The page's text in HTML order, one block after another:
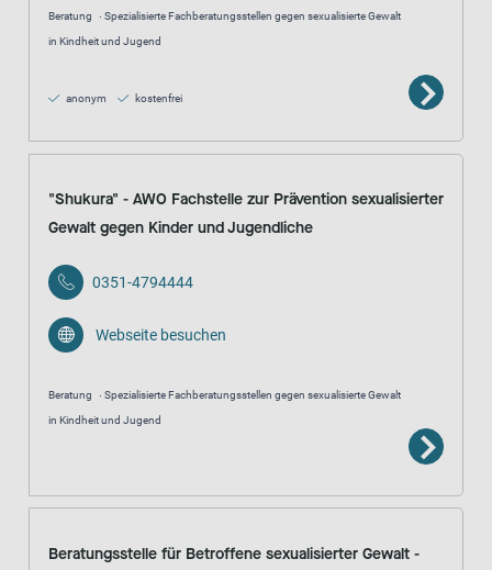
Beratung
Spezialisierte Fachberatungsstellen gegen sexualisierte Gewalt
in Kindheit und Jugend
anonym kostenfrei
"Shukura" - AWO Fachstelle zur Prävention sexualisierter
Gewalt gegen Kinder und Jugendliche
0351-4794444
Webseite besuchen
Beratung
Spezialisierte Fachberatungsstellen gegen sexualisierte Gewalt
in Kindheit und Jugend
Beratungsstelle für Betroffene sexualisierter Gewalt -